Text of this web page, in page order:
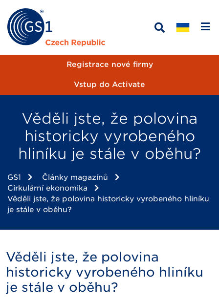
Registrace nové firmy
Vstup do Activate
Věděli jste, že polovina
historicky vyrobeného
hliníku je stále v oběhu?
GS1
Články magazínů
Cirkulární ekonomika
Věděli jste, že polovina historicky vyrobeného hliníku
je stále v oběhu?
Věděli jste, že polovina
historicky vyrobeného hliníku
je stále v oběhu?